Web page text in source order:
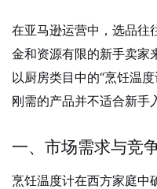
在亚马逊运营中，选品往
金和资源有限的新手卖家
以厨房类目中的“烹饪温
刚需的产品并不适合新手
一、市场需求与竞
烹饪温度计在西方家庭中